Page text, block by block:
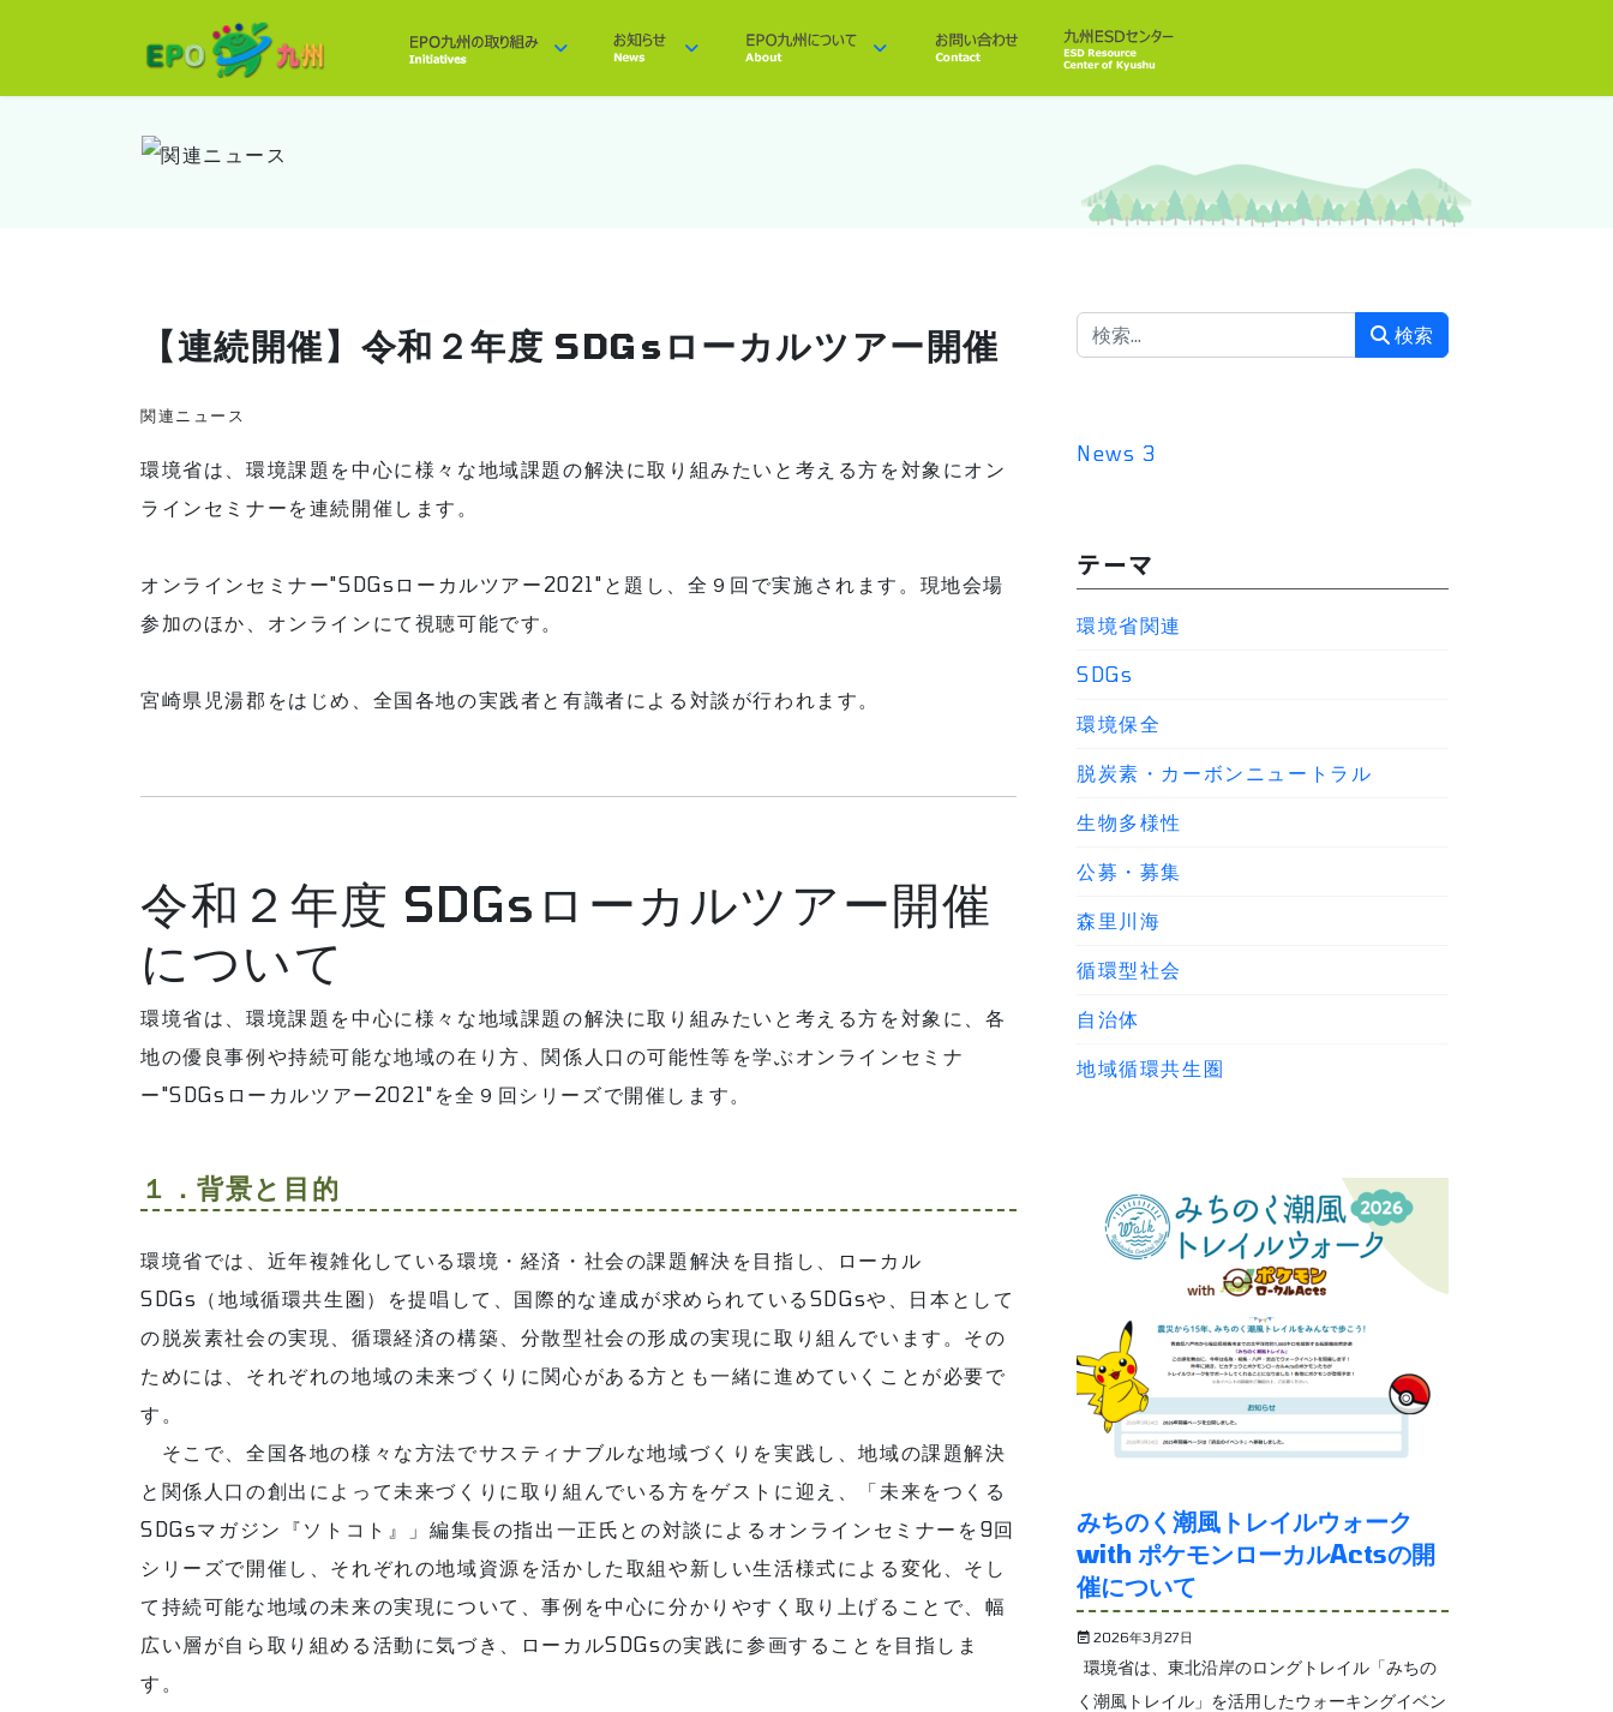
【連続開催】令和２年度 SDGsローカルツアー開催
関連ニュース
環境省は、環境課題を中心に様々な地域課題の解決に取り組みたいと考える方を対象にオン
ラインセミナーを連続開催します。
オンラインセミナー"SDGsローカルツアー2021"と題し、全９回で実施されます。現地会場
参加のほか、オンラインにて視聴可能です。
宮崎県児湯郡をはじめ、全国各地の実践者と有識者による対談が行われます。
令和２年度 SDGsローカルツアー開催
について
環境省は、環境課題を中心に様々な地域課題の解決に取り組みたいと考える方を対象に、各
地の優良事例や持続可能な地域の在り方、関係人口の可能性等を学ぶオンラインセミナ
ー"SDGsローカルツアー2021"を全９回シリーズで開催します。
１．背景と目的
環境省では、近年複雑化している環境・経済・社会の課題解決を目指し、ローカル
SDGs（地域循環共生圏）を提唱して、国際的な達成が求められているSDGsや、日本として
の脱炭素社会の実現、循環経済の構築、分散型社会の形成の実現に取り組んでいます。その
ためには、それぞれの地域の未来づくりに関心がある方とも一緒に進めていくことが必要で
す。
そこで、全国各地の様々な方法でサスティナブルな地域づくりを実践し、地域の課題解決
と関係人口の創出によって未来づくりに取り組んでいる方をゲストに迎え、「未来をつくる
SDGsマガジン『ソトコト』」編集長の指出一正氏との対談によるオンラインセミナーを9回
シリーズで開催し、それぞれの地域資源を活かした取組や新しい生活様式による変化、そし
て持続可能な地域の未来の実現について、事例を中心に分かりやすく取り上げることで、幅
広い層が自ら取り組める活動に気づき、ローカルSDGsの実践に参画することを目指しま
す。
検索 検索
News 3
テーマ
環境省関連
SDGs
環境保全
脱炭素・カーボンニュートラル
生物多様性
公募・募集
森里川海
循環型社会
自治体
地域循環共生圏
みちのく潮風トレイルウォーク
with ポケモンローカルActsの開
催について
2026年3月27日
環境省は、東北沿岸のロングトレイル「みちの
く潮風トレイル」を活用したウォーキングイベン